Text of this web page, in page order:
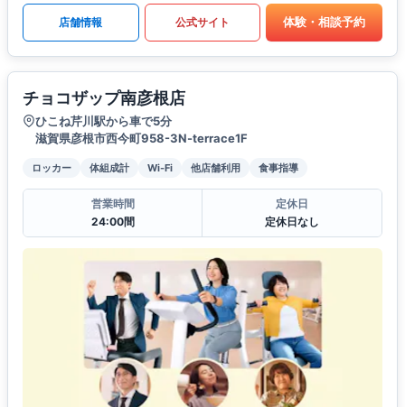
店舗情報 公式サイト 体験・相談予約
チョコザップ南彦根店
ひこね芹川駅から車で5分
滋賀県彦根市西今町958-3N-terrace1F
ロッカー 体組成計 Wi-Fi 他店舗利用 食事指導
営業時間
24:00間
定休日
定休日なし